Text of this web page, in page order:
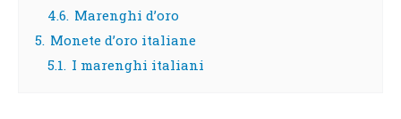
4.6. Marenghi d’oro
5. Monete d’oro italiane
5.1. I marenghi italiani